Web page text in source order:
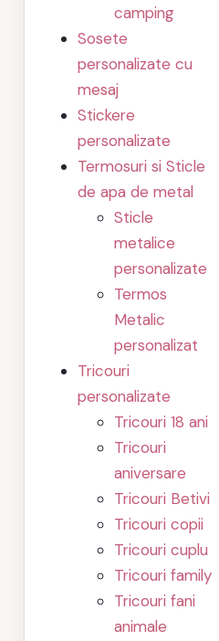
camping
Sosete
personalizate cu
mesaj
Stickere
personalizate
Termosuri si Sticle
de apa de metal
Sticle
metalice
personalizate
Termos
Metalic
personalizat
Tricouri
personalizate
Tricouri 18 ani
Tricouri
aniversare
Tricouri Betivi
Tricouri copii
Tricouri cuplu
Tricouri family
Tricouri fani
animale